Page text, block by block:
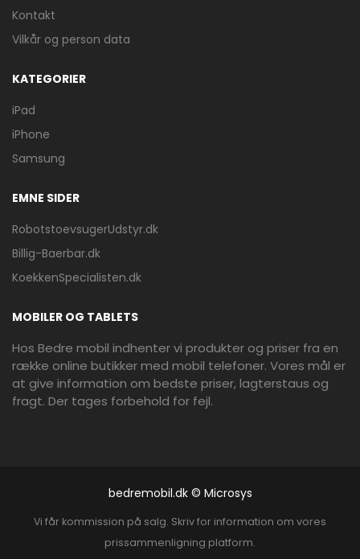
Kontakt
Vilkår og person data
KATEGORIER
iPad
iPhone
Samsung
EMNE SIDER
RobotstoevsugerUdstyr.dk
Billig-Baerbar.dk
KoekkenSpecialisten.dk
MOBILER OG TABLETS
Hos Bedre mobil indhenter vi produkter og priser fra en
række online butikker med mobil telefoner. Vores mål er
at give information om bedste priser, lagterstaus og
fragt. Der tages forbehold for fejl.
bedremobil.dk © Microsys
Vi får kommission på salg. Skriv for information om vores
prissammenligning platform.